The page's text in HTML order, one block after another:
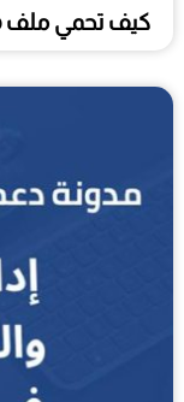
كيف تحمي ملف wp-config.php من الوصول الخارجي